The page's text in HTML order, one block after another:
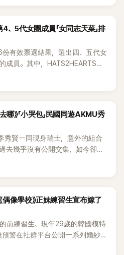
5代女團成員「女同志天菜」排
有效票選結果，選出四、五代女
成員。其中，HATS2HEARTS成
在女性社群中的高人氣。
》「小哭包」民國同遊AKMU秀
秀賢一同現身瑞士，意外的組合
去幾乎沒有公開交集，如今卻一
好奇：「他們到底是怎麼認識
像學校》正妹練習生宣布嫁了
的前練習生、現年29歲的韓國模特
預警在社群平台公開一系列婚紗
消息曝光後讓不少曾追看節目的